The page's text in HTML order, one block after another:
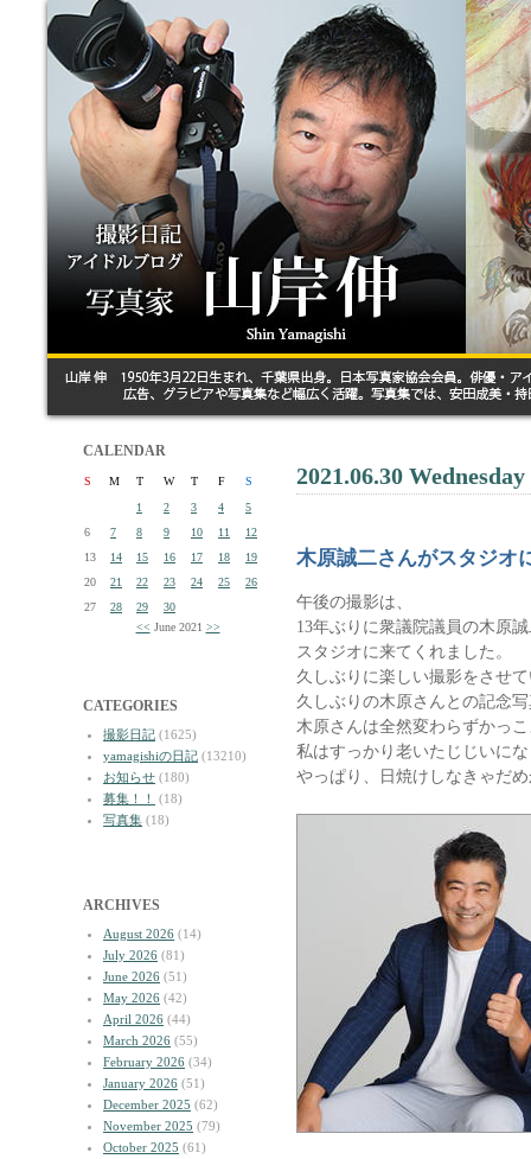
CALENDAR
S M T W T F
S
1
2 3 4
5
6
7 8 9 10 11
12
13
14 15 16 17 18
19
20
21 22 23 24 25
26
27
28 29
30
<< June 2021 >>
CATEGORIES
撮影日記 (1625)
yamagishiの日記 (13210)
お知らせ (180)
募集！！
(18)
写真集 (18)
ARCHIVES
August 2026 (14)
July 2026 (81)
June 2026 (51)
May 2026 (42)
April 2026 (44)
March 2026 (55)
February 2026 (34)
January 2026 (51)
December 2025 (62)
November 2025 (79)
October 2025 (61)
2021.06.30 Wednesday
木原誠二さんがスタジオ
午後の撮影は、
13年ぶりに衆議院議員の木原
スタジオに来てくれました。
久しぶりに楽しい撮影をさせ
久しぶりの木原さんとの記念
木原さんは全然変わらずかっ
私はすっかり老いたじじいに
やっぱり、日焼けしなきゃだ